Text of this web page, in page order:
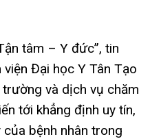
tâm – Y đức”, tin
Đại học Y Tân Tạo
và dịch vụ chăm
tới khẳng định uy tín,
bệnh nhân trong